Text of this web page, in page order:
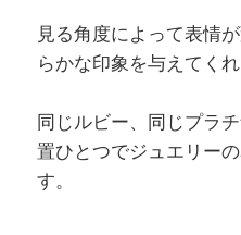
見る角度によって表情
らかな印象を与えてくれ
同じルビー、同じプラ
置ひとつでジュエリー
す。